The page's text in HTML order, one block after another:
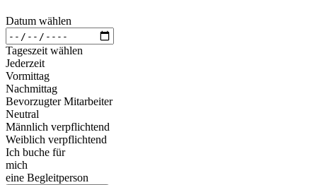
Datum wählen
Tageszeit wählen
Jederzeit
Vormittag
Nachmittag
Bevorzugter Mitarbeiter
Neutral
Männlich verpflichtend
Weiblich verpflichtend
Ich buche für
mich
eine Begleitperson